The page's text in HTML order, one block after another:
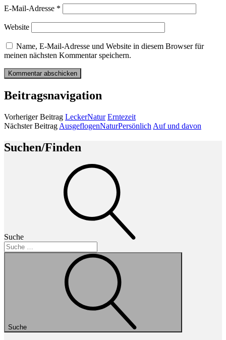
E-Mail-Adresse *
Website
Name, E-Mail-Adresse und Website in diesem Browser für
meinen nächsten Kommentar speichern.
Beitragsnavigation
Vorheriger Beitrag LeckerNatur Erntezeit
Nächster Beitrag AusgeflogenNaturPersönlich Auf und davon
Suchen/Finden
Suche
Suche